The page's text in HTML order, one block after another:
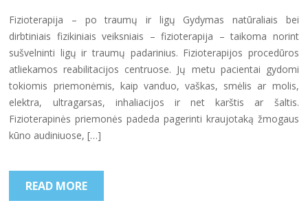
Fizioterapija – po traumų ir ligų Gydymas natūraliais bei
dirbtiniais fizikiniais veiksniais – fizioterapija – taikoma norint
sušvelninti ligų ir traumų padarinius. Fizioterapijos procedūros
atliekamos reabilitacijos centruose. Jų metu pacientai gydomi
tokiomis priemonėmis, kaip vanduo, vaškas, smėlis ar molis,
elektra, ultragarsas, inhaliacijos ir net karštis ar šaltis.
Fizioterapinės priemonės padeda pagerinti kraujotaką žmogaus
kūno audiniuose, […]
READ MORE